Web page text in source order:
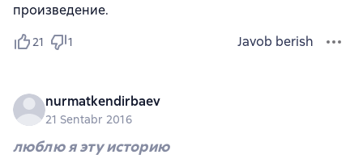
произведение.
21 1 Javob berish
nurmatkendirbaev
21 Sentabr 2016
люблю я эту историю